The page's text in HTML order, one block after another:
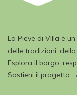
La Pieve di Villa è
delle tradizioni,
Esplora il borgo,
Sostieni il progetto →